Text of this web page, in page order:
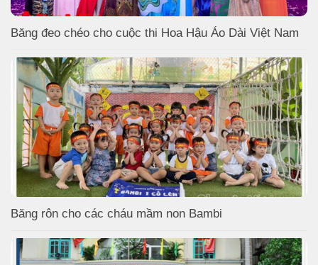
Băng đeo chéo cho cuộc thi Hoa Hậu Áo Dài Việt Nam
Băng rôn cho các cháu mầm non Bambi